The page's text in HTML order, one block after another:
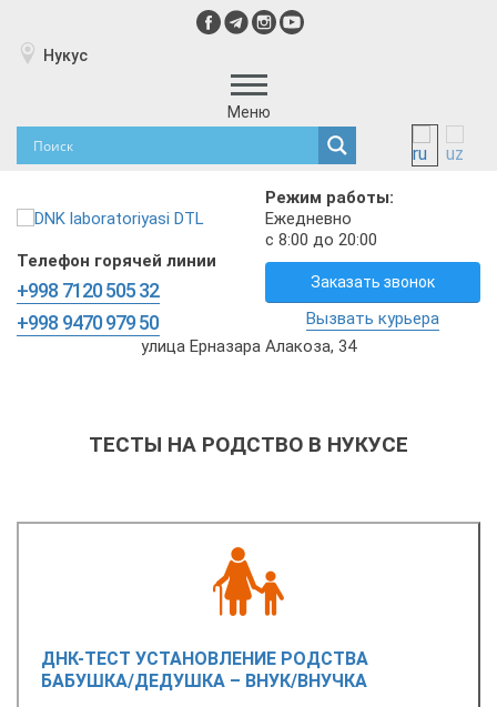
Нукус
Меню
Режим работы:
Ежедневно
с 8:00 до 20:00
Телефон горячей линии
+998 7120 505 32
+998 9470 979 50
Заказать звонок
Вызвать курьера
улица Ерназара Алакоза, 34
ТЕСТЫ НА РОДСТВО В НУКУСЕ
ДНК-ТЕСТ УСТАНОВЛЕНИЕ РОДСТВА
БАБУШКА/ДЕДУШКА – ВНУК/ВНУЧКА